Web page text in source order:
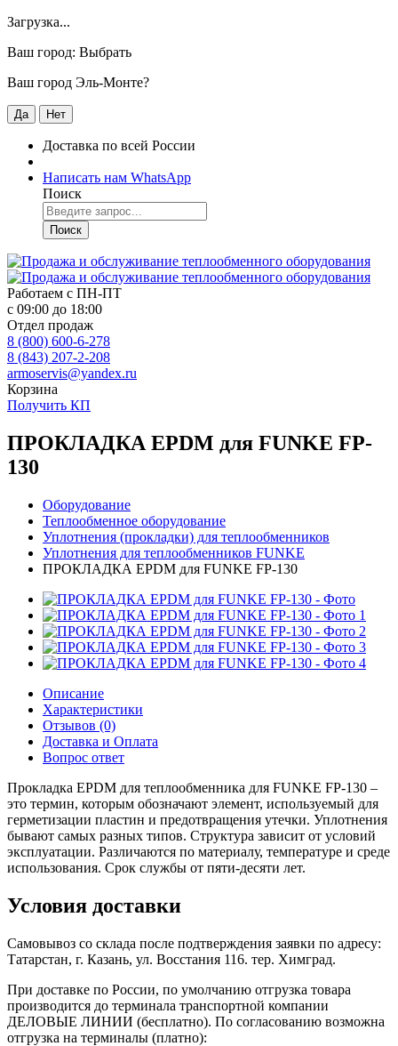
Загрузка...
Ваш город: Выбрать
Ваш город Эль-Монте?
Да Нет
Доставка по всей России
Написать нам WhatsApp
Поиск
Поиск
Работаем с ПН-ПТ
с 09:00 до 18:00
Отдел продаж
8 (800) 600-6-278
8 (843) 207-2-208
armoservis@yandex.ru
Корзина
Получить КП
ПРОКЛАДКА EPDM для FUNKE FP-
130
Оборудование
Теплообменное оборудование
Уплотнения (прокладки) для теплообменников
Уплотнения для теплообменников FUNKE
ПРОКЛАДКА EPDM для FUNKE FP-130
Описание
Характеристики
Отзывов (0)
Доставка и Оплата
Вопрос ответ
Прокладка EPDM для теплообменника для FUNKE FP-130 –
это термин, которым обозначают элемент, используемый для
герметизации пластин и предотвращения утечки. Уплотнения
бывают самых разных типов. Структура зависит от условий
эксплуатации. Различаются по материалу, температуре и среде
использования. Срок службы от пяти-десяти лет.
Условия доставки
Самовывоз со склада после подтверждения заявки по адресу:
Татарстан, г. Казань, ул. Восстания 116. тер. Химград.
При доставке по России, по умолчанию отгрузка товара
производится до терминала транспортной компании
ДЕЛОВЫЕ ЛИНИИ (бесплатно). По согласованию возможна
отгрузка на терминалы (платно):